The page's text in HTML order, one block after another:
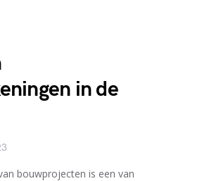
in de
bouwprojecten is een van